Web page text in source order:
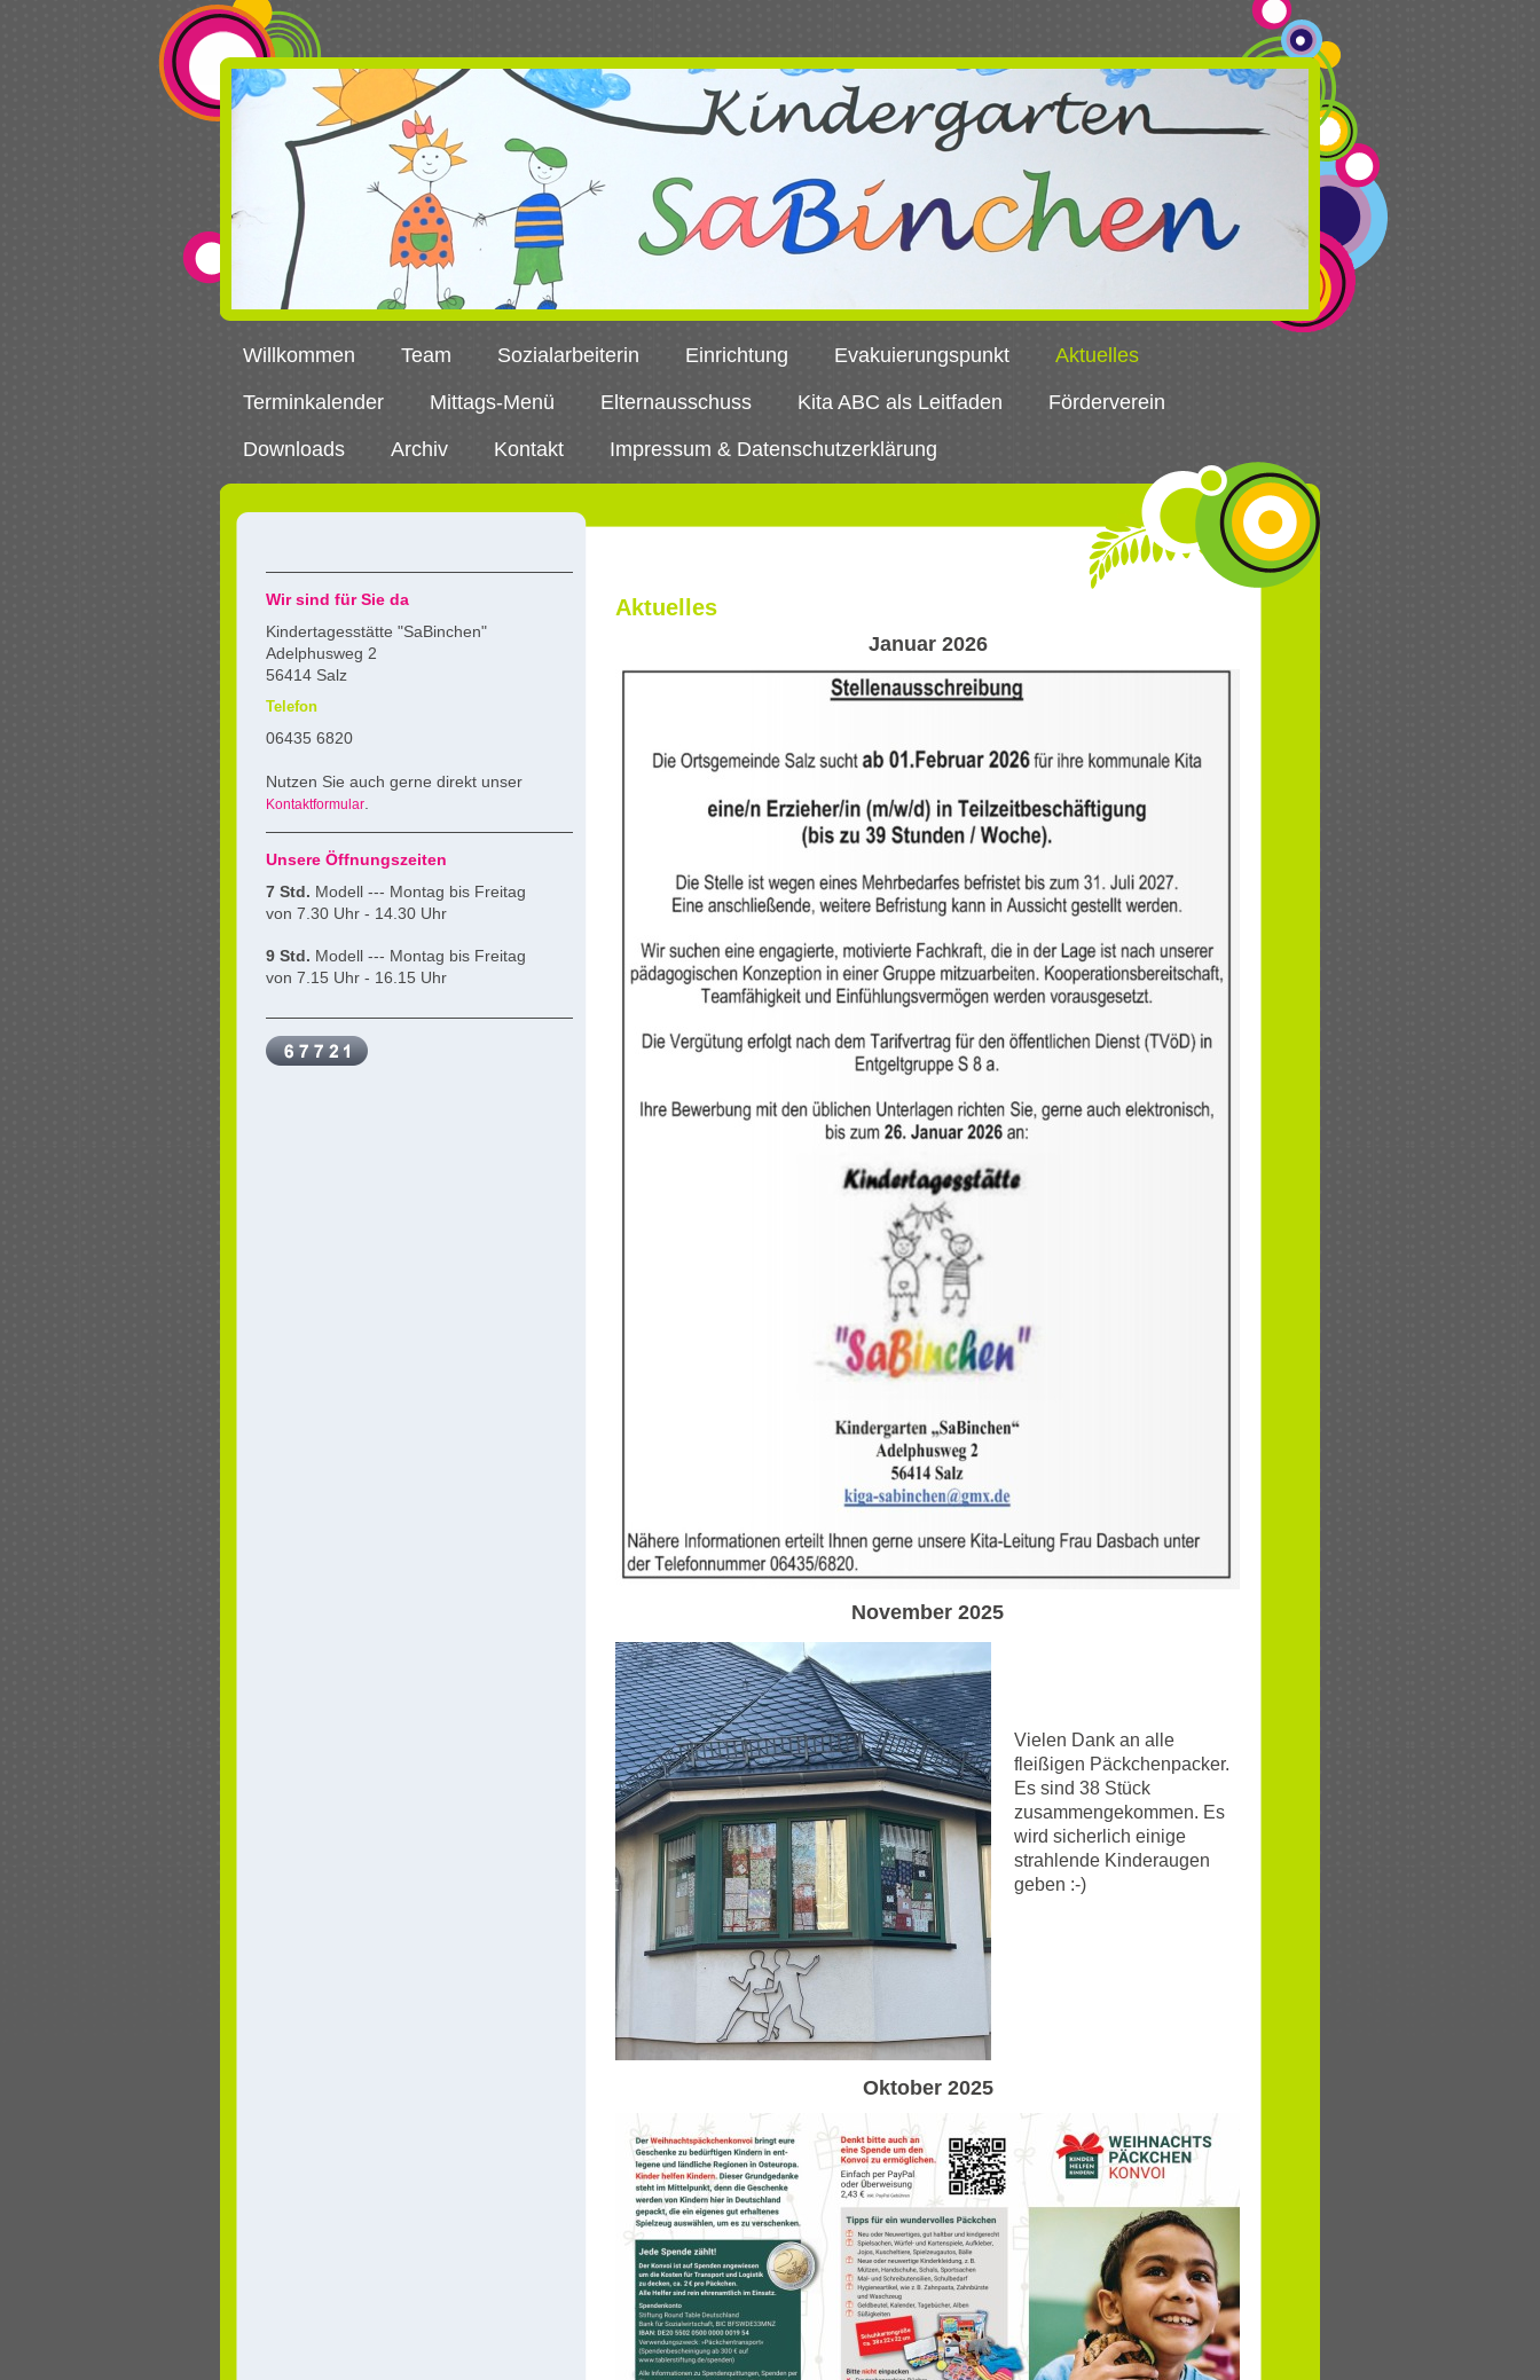
Willkommen Team Sozialarbeiterin Einrichtung Evakuierungspunkt Aktuelles
Terminkalender Mittags-Menü Elternausschuss Kita ABC als Leitfaden Förderverein
Downloads Archiv Kontakt Impressum & Datenschutzerklärung
Aktuelles
Januar 2026
November 2025
Vielen Dank an alle
fleißigen Päckchenpacker.
Es sind 38 Stück
zusammengekommen. Es
wird sicherlich einige
strahlende Kinderaugen
geben :-)
Oktober 2025
Wir sind für Sie da
Kindertagesstätte "SaBinchen"
Adelphusweg 2
56414 Salz
Telefon
06435 6820
Nutzen Sie auch gerne direkt unser
Kontaktformular
Unsere Öffnungszeiten
7 Std. Modell --- Montag bis Freitag
von 7.30 Uhr - 14.30 Uhr
9 Std. Modell --- Montag bis Freitag
von 7.15 Uhr - 16.15 Uhr